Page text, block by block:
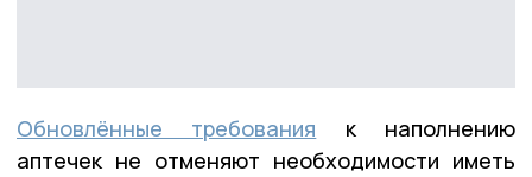
Обновлённые требования к наполнению
аптечек не отменяют необходимости иметь